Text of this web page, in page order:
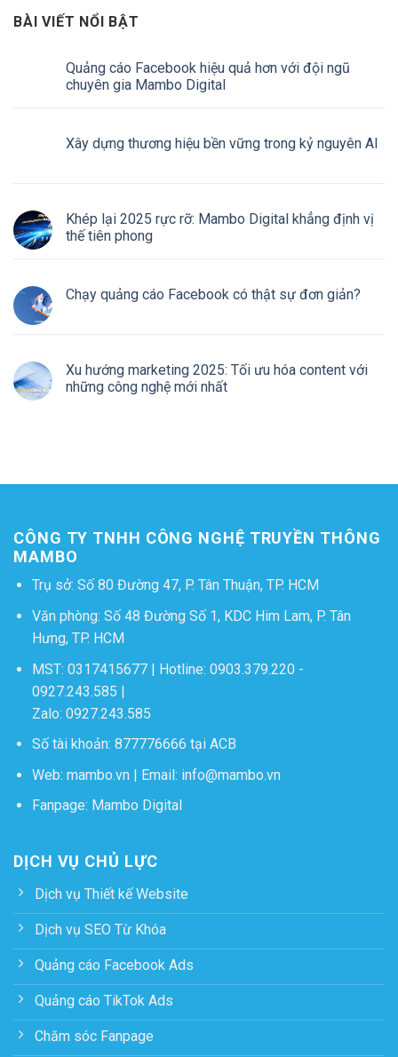
BÀI VIẾT NỔI BẬT
Quảng cáo Facebook hiệu quả hơn với đội ngũ
chuyên gia Mambo Digital
Xây dựng thương hiệu bền vững trong kỷ nguyên AI
Khép lại 2025 rực rỡ: Mambo Digital khẳng định vị
thế tiên phong
Chạy quảng cáo Facebook có thật sự đơn giản?
Xu hướng marketing 2025: Tối ưu hóa content với
những công nghệ mới nhất
CÔNG TY TNHH CÔNG NGHỆ TRUYỀN THÔNG
MAMBO
Trụ sở: Số 80 Đường 47, P. Tân Thuận, TP. HCM
Văn phòng: Số 48 Đường Số 1, KDC Him Lam, P. Tân
Hưng, TP. HCM
MST: 0317415677 | Hotline: 0903.379.220-
0927.243.585 |
Zalo: 0927.243.585
Số tài khoản: 877776666 tại ACB
Web: mambo.vn| Email: info@mambo.vn
Fanpage: Mambo Digital
DỊCH VỤ CHỦ LỰC
Dịch vụ Thiết kế Website
Dịch vụ SEO Từ Khóa
Quảng cáo Facebook Ads
Quảng cáo TikTok Ads
Chăm sóc Fanpage